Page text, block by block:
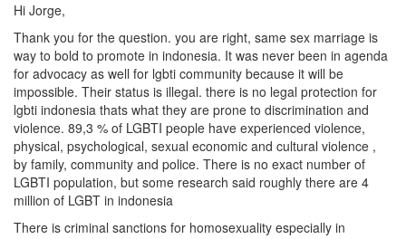
Hi Jorge,
Thank you for the question. you are right, same sex marriage is
way to bold to promote in indonesia. It was never been in agenda
for advocacy as well for lgbti community because it will be
impossible. Their status is illegal. there is no legal protection for
lgbti indonesia thats what they are prone to discrimination and
violence. 89,3 % of LGBTI people have experienced violence,
physical, psychological, sexual economic and cultural violence ,
by family, community and police. There is no exact number of
LGBTI population, but some research said roughly there are 4
million of LGBT in indonesia
There is criminal sanctions for homosexuality especially in